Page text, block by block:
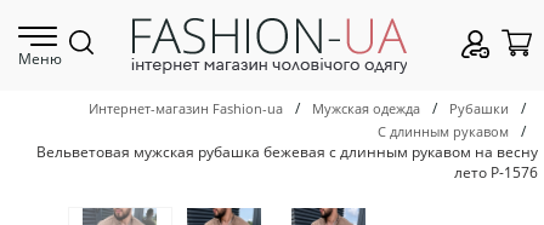
Меню
Интернет-магазин Fashion-ua / Мужская одежда / Рубашки /
С длинным рукавом
/
Вельветовая мужская рубашка бежевая с длинным рукавом на весну
лето Р-1576